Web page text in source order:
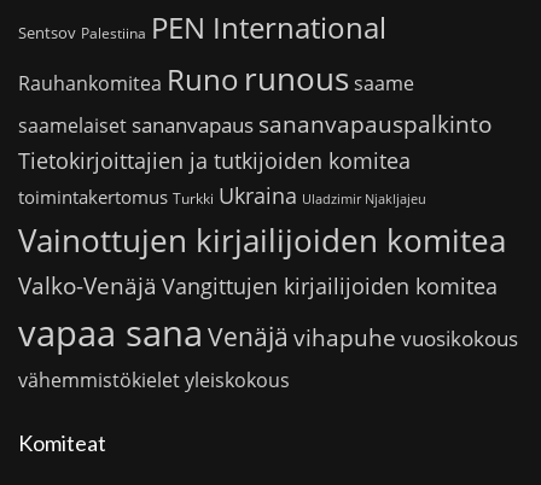
Sentsov Palestiina PEN International
Rauhankomitea Runo runoussaame
saamelaiset sananvapaus sananvapauspalkinto
Tietokirjoittajien ja tutkijoiden komitea
toimintakertomus Turkki Ukraina Uladzimir Njakljajeu
Vainottujen kirjailijoiden komitea
Valko-Venäjä Vangittujen kirjailijoiden komitea
vapaa sana Venäjä vihapuhe vuosikokous
vähemmistökieletyleiskokous
Komiteat